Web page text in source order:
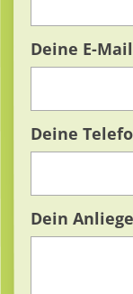
Deine E-
Deine
Dein